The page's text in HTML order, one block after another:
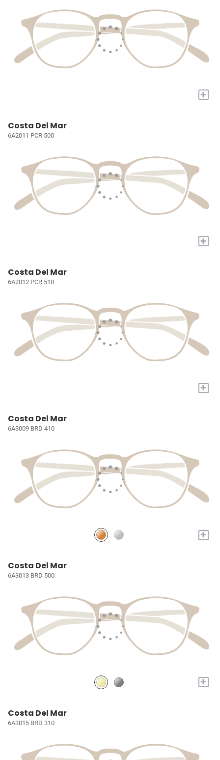
+
Costa Del Mar
6A2011 PCR 500
+
Costa Del Mar
6A2012 PCR 510
+
Costa Del Mar
6A3009 BRD 410
+
Costa Del Mar
6A3013 BRD 500
+
Costa Del Mar
6A3015 BRD 310